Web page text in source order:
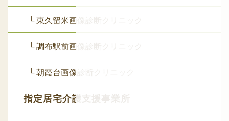
└ 東久留米画像診断クリニック
└ 調布駅前画像診断クリニック
└ 朝霞台画像診断クリニック
指定居宅介護支援事業所